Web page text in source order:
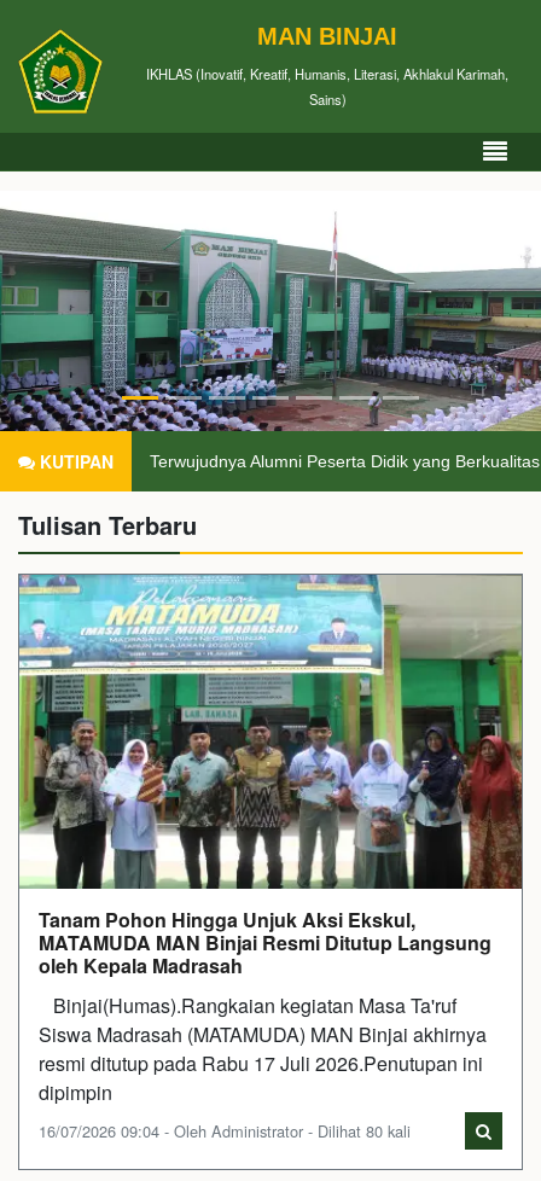
MAN BINJAI
IKHLAS (Inovatif, Kreatif, Humanis, Literasi, Akhlakul Karimah,
Sains)
KUTIPANTerwujudnya Alumni Peserta Didik yang Berkualitas di
Tulisan Terbaru
Tanam Pohon Hingga Unjuk Aksi Ekskul,
MATAMUDA MAN Binjai Resmi Ditutup Langsung
oleh Kepala Madrasah
Binjai(Humas).Rangkaian kegiatan Masa Ta'ruf
Siswa Madrasah (MATAMUDA) MAN Binjai akhirnya
resmi ditutup pada Rabu 17 Juli 2026.Penutupan ini
dipimpin
16/07/2026 09:04 - Oleh Administrator - Dilihat 80 kali